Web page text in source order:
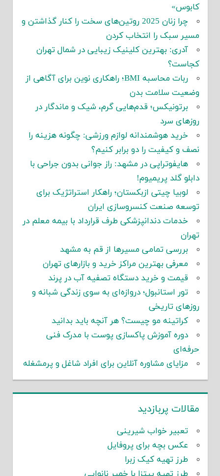
کابوس»
چرا زنان 2025 روتین‌های سخت را کنار گذاشتن و
مسیر سبک را انتخاب کردن
آدری: بهترین کلینیک زیبایی در شمال تهران
کجاست؟
ربات محاسبه BMI؛ راهکاری نوین برای آگاهی از
وضعیت سلامت بدن
برتونیکس؛ قدم‌هایی گرم، شیک و ماندگار در
روزهای سرد
خرید هوشمندانه لوازم ورزشی: چگونه هزینه را
نصف و کیفیت را دو برابر کنیم؟
هایفوتراپی در مشهد: راز جوانی بدون جراحی با
دابلو گلد پریمیوم!
لوبیا چیتی ازبکستان؛ راهکار استراتژیک برای
توسعه صنعت کنسروسازی ایران
خدمات دندانپزشکی طرف قرارداد با بیمه معلم در
تهران
بررسی تمامی مسیرها از قم به مشهد
معرفی بهترین مراکز خرید و بازارهای تهران
قیمت و خرید دستگاه تصفیه آب در پرند
تور استانبول؛ دروازه‌ای به سوی زندگی شبانه و
روزهای تاریخی
کراتینه مو چیست؟ هر آنچه باید بدانید
دوره آموزش پاکسازی پوست با مدرک فنی
حرفه‌ای
مزایای مشاوره آنلاین برای افراد شاغل و پرمشغله
مقالات پربازدید
تعبیر خواب شیرینی
عکس بچه برای پروفایل
طرز تهیه کیک زبرا